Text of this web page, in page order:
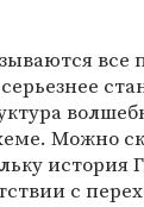
все
Можно
история
с